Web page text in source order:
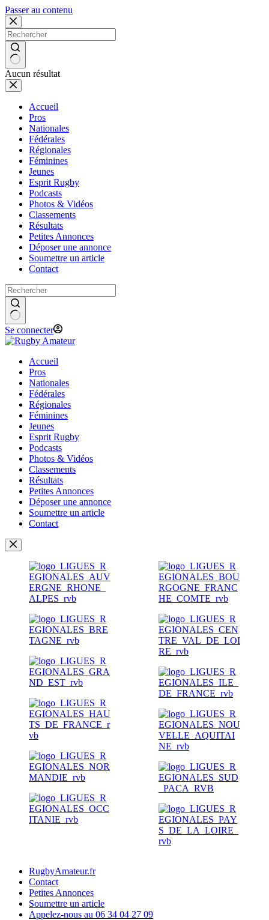
Passer au contenu
Aucun résultat
Accueil
Pros
Nationales
Fédérales
Régionales
Féminines
Jeunes
Esprit Rugby
Podcasts
Photos & Vidéos
Classements
Résultats
Petites Annonces
Déposer une annonce
Soumettre un article
Contact
Se connecter
Accueil
Pros
Nationales
Fédérales
Régionales
Féminines
Jeunes
Esprit Rugby
Podcasts
Photos & Vidéos
Classements
Résultats
Petites Annonces
Déposer une annonce
Soumettre un article
Contact
RugbyAmateur.fr
Contact
Petites Annonces
Soumettre un article
Appelez-nous au 06 34 04 27 09